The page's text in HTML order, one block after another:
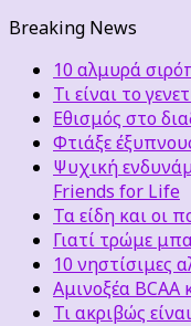
Breaking News
10 αλμυρά
Τι είναι το
Εθισμός στο
Φτιάξε
Ψυχική
Friends for Life
Τα είδη και οι
Γιατί τρώμε
10 νηστίσιμες
Αμινοξέα BCAA
Τι ακριβώς